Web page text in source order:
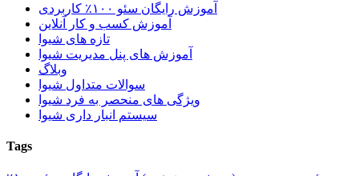
آموزش رایگان سئو ۱۰۰٪ کاربردی
آموزش کسب و کار آنلاین
تازه های شیوا
آموزش های پنل مدیریت شیوا
وبلاگ
سوالات متداول شیوا
ویژگی های منحصر به فرد شیوا
سیستم انبار داری شیوا
Tags